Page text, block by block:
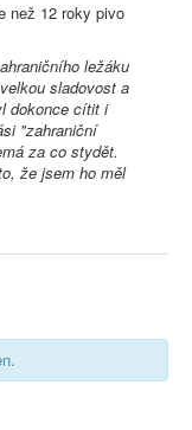
než 12 roky pivo
ležáku
sladovost a
dokonce cítit i
"zahraniční
za co stydět.
že jsem ho měl